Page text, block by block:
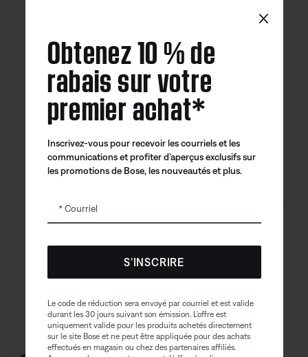
Bose
Bose Connect
Bose QCE
Mention juridique
Politique de confidentialité Accessibilité
Avis sur les témoins
Conditions générales de vente
Conditions d'utilisation
×
Obtenez 10 % de
rabais sur votre
premier achat*
Inscrivez-vous pour recevoir les courriels et les
communications et profiter d’aperçus exclusifs sur
les promotions de Bose, les nouveautés et plus.
Courriel
S’INSCRIRE
Le code de réduction sera envoyé par courriel et est valide
durant les 30 jours suivant son émission. L’offre est
uniquement valide pour les produits achetés directement
sur le site Bose et ne peut être appliquée pour des achats
effectués en magasin ou chez des partenaires affiliés.